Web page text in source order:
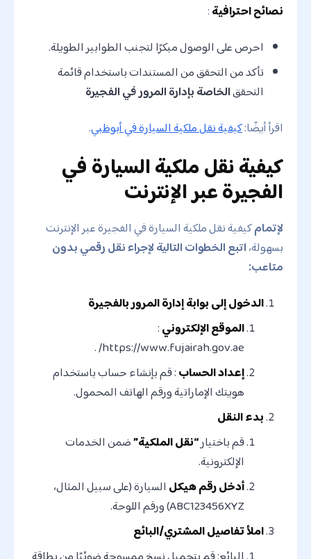
نصائح احترافية:
احرص على الوصول مبكرًا لتجنب الطوابير الطويلة.
تأكد من التحقق من المستندات باستخدام قائمة
التحققالخاصة بإدارة المرور في الفجيرة
اقرأ أيضًا:كيفية نقل ملكية السيارة في أبوظبي.
كيفية نقل ملكية السيارة في
الفجيرة عبر الإنترنت
لإتمامكيفية نقل ملكية السيارة في الفجيرة عبر الإنترنت
بسهولة،اتبع الخطوات التالية لإجراء نقل رقمي بدون
متاعب:
الدخول إلى بوابة إدارة المرور بالفجيرة
الموقع الإلكتروني:
https://www.fujairah.gov.ae/ .
إعداد الحساب: قم بإنشاء حساب باستخدام
هويتك الإماراتية ورقم الهاتف المحمول.
بدء النقل
قم باختيار“نقل الملكية”ضمن الخدمات
الإلكترونية.
أدخل رقم هيكل السيارة (على سبيل المثال،
ABC123456XYZ) ورقم اللوحة.
املأ تفاصيل المشتري/البائع